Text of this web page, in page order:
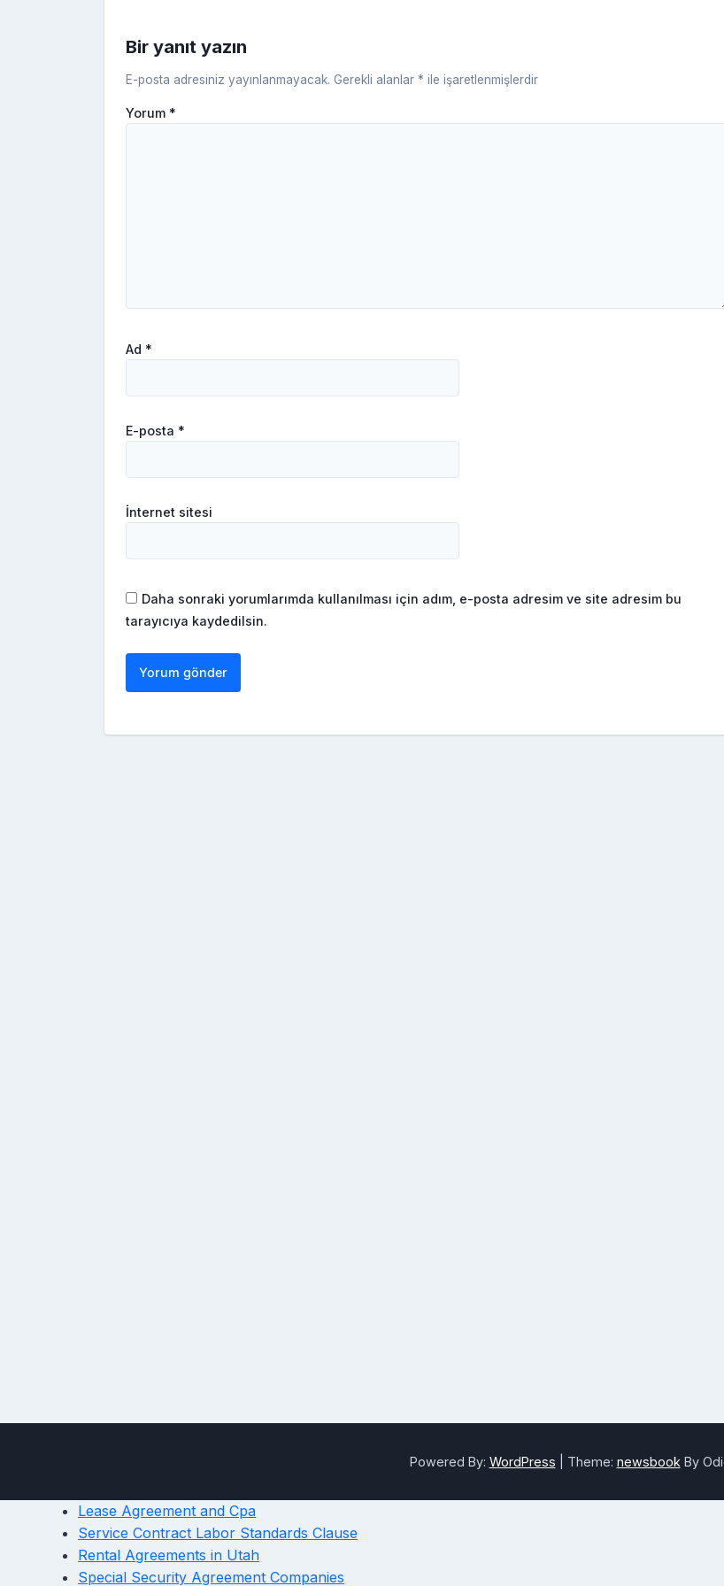
Bir yanıt yazın
E-posta adresiniz yayınlanmayacak. Gerekli alanlar * ile işaretlenmişlerdir
Yorum *
Ad *
E-posta *
İnternet sitesi
Daha sonraki yorumlarımda kullanılması için adım, e-posta adresim ve site adresim bu
tarayıcıya kaydedilsin.
Powered By: WordPress Theme: newsbook By
Lease Agreement and Cpa
Service Contract Labor Standards Clause
Rental Agreements in Utah
Special Security Agreement Companies